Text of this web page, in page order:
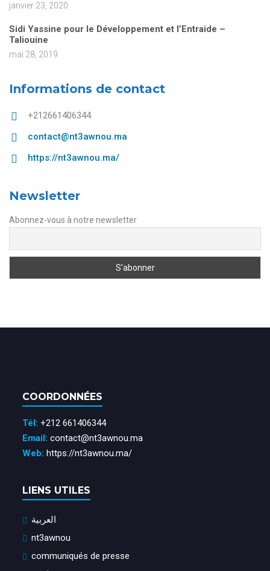
janvier 23, 2020
Sidi Yassine pour le Développement et l’Entraide –
Taliouine
mai 28, 2019
Informations de contact
+212661406344
contact@nt3awnou.ma
https://nt3awnou.ma/
Newsletter
Abonnez-vous à notre newsletter
COORDONNÉES
Tél: +212 661406344
Email: contact@nt3awnou.ma
Web: https://nt3awnou.ma/
LIENS UTILES
العربية
nt3awnou
communiqués de presse